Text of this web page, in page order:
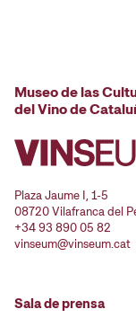
Museo de las
del Vino de
Plaza Jaume I, 1-5
08720 Vilafranca del
+34 93 890 05 82
vinseum@vinseum.cat
Sala de prensa